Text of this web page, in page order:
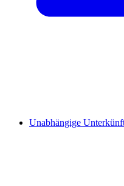
Unabhängige